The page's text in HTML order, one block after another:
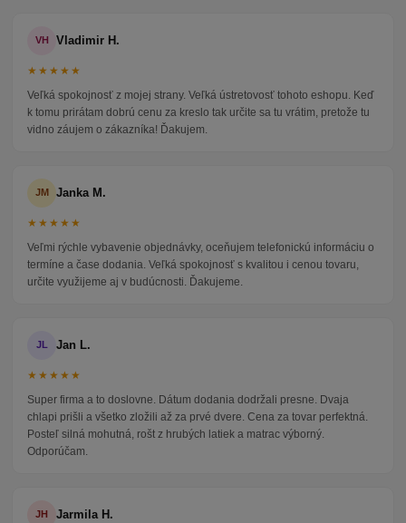
VH Vladimir H.
★★★★★
Veľká spokojnosť z mojej strany. Veľká ústretovosť tohoto eshopu. Keď
k tomu prirátam dobrú cenu za kreslo tak určite sa tu vrátim, pretože tu
vidno záujem o zákazníka! Ďakujem.
JM Janka M.
★★★★★
Veľmi rýchle vybavenie objednávky, oceňujem telefonickú informáciu o
termíne a čase dodania. Veľká spokojnosť s kvalitou i cenou tovaru,
určite využijeme aj v budúcnosti. Ďakujeme.
JL Jan L.
★★★★★
Super firma a to doslovne. Dátum dodania dodržali presne. Dvaja
chlapi prišli a všetko zložili až za prvé dvere. Cena za tovar perfektná.
Posteľ silná mohutná, rošt z hrubých latiek a matrac výborný.
Odporúčam.
JH Jarmila H.